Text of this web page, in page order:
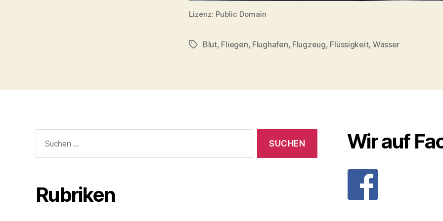
Lizenz: Public Domain
Schlagwörter
Blut, Fliegen, Flughafen, Flugzeug, Flüssigkeit, Wasser
nach:
Rubriken
Wir auf